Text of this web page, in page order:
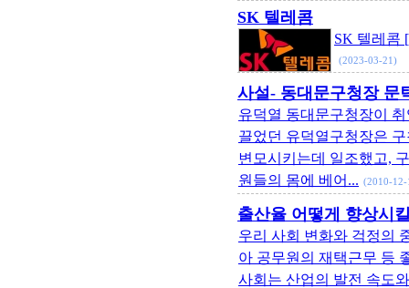
SK 텔레콤
SK 텔레콤
(2023-03-21)
사설- 동대문구청장 문
유덕열 동대문구청장이
끌었던 유덕열구청장은
변모시키는데 일조했고,
원들의 몸에 베어... (2010-12-
출산율 어떻게 향상시
우리 사회 변화와 걱정의
아 공무원의 재택근무 등
사회는 산업의 발전 속도